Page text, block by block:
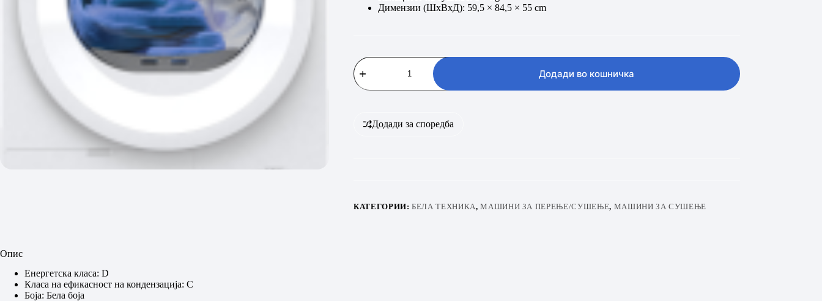
Димензии (ШxВxД): 59,5 × 84,5 × 55 cm
GORENJE
DHNE7D
количина
Додади во кошничка
Додади за споредба
КАТЕГОРИИ:БЕЛА ТЕХНИКА,МАШИНИ ЗА ПЕРЕЊЕ/СУШЕЊЕ, МАШИНИ ЗА СУШЕЊЕ
Опис
Енергетска класа: D
Класа на ефикасност на кондензација: C
Боја: Бела боја